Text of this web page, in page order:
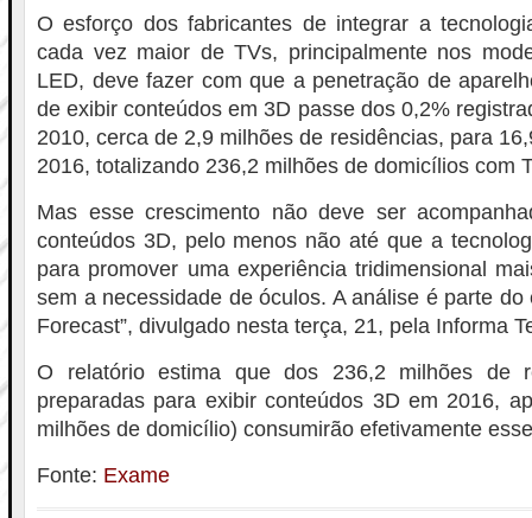
O esforço dos fabricantes de integrar a
cada vez maior de TVs, principalmente nos
LED, deve fazer com que a penetração de
de exibir conteúdos em 3D passe dos 0,2%
2010, cerca de 2,9 milhões de residências, para
2016, totalizando 236,2 milhões de domicílios com
Mas esse crescimento não deve ser
conteúdos 3D, pelo menos não até que a
para promover uma experiência tridimensional
sem a necessidade de óculos. A análise é parte do
Forecast”, divulgado nesta terça, 21, pela Informa
O relatório estima que dos 236,2 milhões de
preparadas para exibir conteúdos 3D em 2016,
milhões de domicílio) consumirão efetivamente
Fonte: Exame